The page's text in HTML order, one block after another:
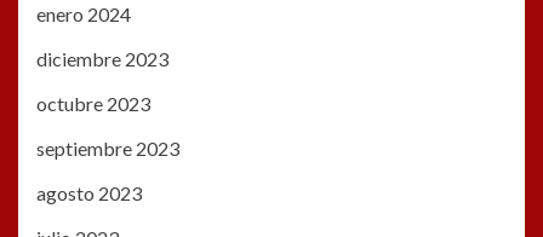
enero 2024
diciembre 2023
octubre 2023
septiembre 2023
agosto 2023